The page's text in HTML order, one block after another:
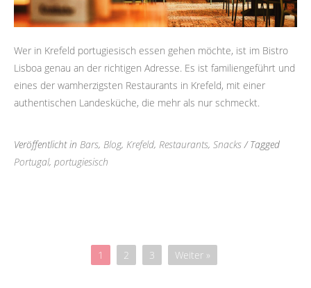
Wer in Krefeld portugiesisch essen gehen möchte, ist im Bistro
Lisboa genau an der richtigen Adresse. Es ist familiengeführt und
eines der wamherzigsten Restaurants in Krefeld, mit einer
authentischen Landesküche, die mehr als nur schmeckt.
Veröffentlicht in Bars, Blog, Krefeld, Restaurants, Snacks / Tagged
Portugal, portugiesisch
1 2 3 Weiter »